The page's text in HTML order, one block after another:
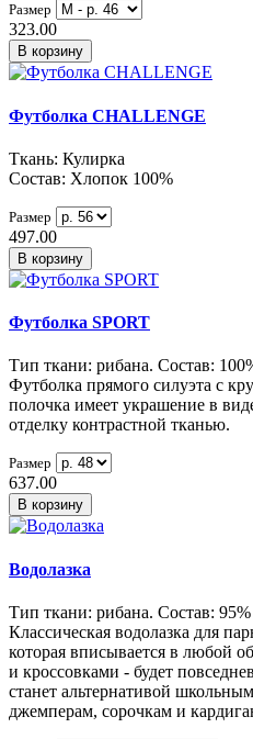
Размер
323.00
В корзину
Футболка CHALLENGE
Ткань: Кулирка
Состав: Хлопок 100%
Размер
497.00
В корзину
Футболка SPORT
Тип ткани: рибана. Состав:
Футболка прямого силуэта с
полочка имеет украшение в
отделку контрастной тканью.
Размер
637.00
В корзину
Водолазка
Тип ткани: рибана. Состав:
Классическая водолазка для
которая вписывается в любой
и кроссовками - будет
станет альтернативой
джемперам, сорочкам и